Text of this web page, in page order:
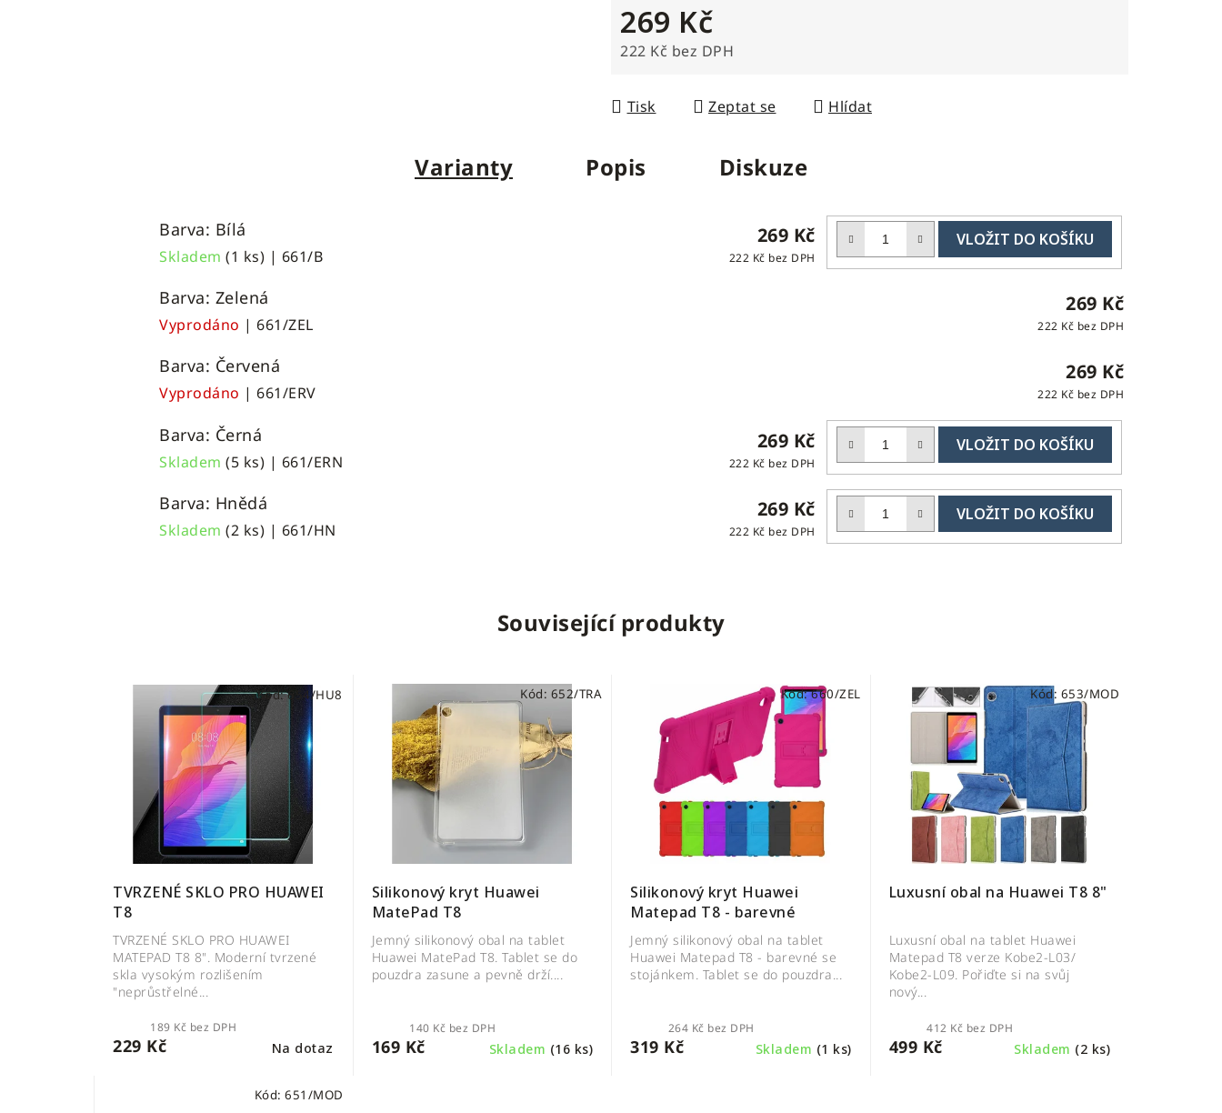
269 Kč
222 Kč bez DPH
Tisk
Zeptat se Hlídat
Varianty Popis Diskuze
Barva: Bílá
Skladem (1 ks) | 661/B
269 Kč
222 Kč bez DPH
DO
KOŠÍKU
Barva: Zelená
Vyprodáno | 661/ZEL
269 Kč
222 Kč bez DPH
Barva: Červená
Vyprodáno | 661/ERV
269 Kč
222 Kč bez DPH
Barva: Černá
Skladem (5 ks) | 661/ERN
269 Kč
222 Kč bez DPH
DO
KOŠÍKU
Barva: Hnědá
Skladem (2 ks) | 661/HN
269 Kč
222 Kč bez DPH
DO
KOŠÍKU
Související produkty
TVRZENÉ SKLO PRO HUAWEI
T8
Na dotaz
189 Kč bez DPH
229 Kč
TVRZENÉ SKLO PRO HUAWEI
MATEPAD T8 8". Moderní tvrzené
skla vysokým rozlišením
"neprůstřelné...
Kód:654/HU8
Silikonový kryt Huawei
MatePad T8
Skladem (16 ks)
140 Kč bez DPH
169 Kč
Jemný silikonový obal na tablet
Huawei MatePad T8. Tablet se do
pouzdra zasune a pevně drží....
Kód: 652/TRA
Silikonový kryt Huawei
Matepad T8 - barevné
Skladem (1 ks)
264 Kč bez DPH
319 Kč
Jemný silikonový obal na tablet
Huawei Matepad T8 - barevné se
stojánkem. Tablet se do pouzdra...
Kód:660/ZEL
Luxusní obal na Huawei T8 8"
Skladem (2 ks)
412 Kč bez DPH
499 Kč
Luxusní obal na tablet Huawei
Matepad T8 verze Kobe2-L03/
Kobe2-L09. Pořiďte si na svůj
nový...
Kód: 653/MOD
Kód: 651/MOD